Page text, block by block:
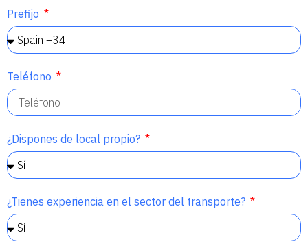
Prefijo
Teléfono
¿Dispones de local propio?
¿Tienes experiencia en el sector del transporte?